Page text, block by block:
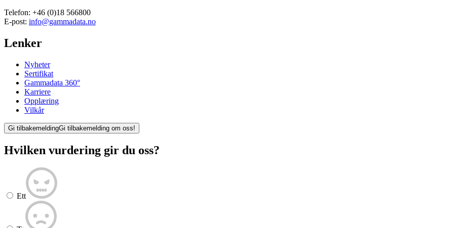
Telefon: +46 (0)18 566800
E-post: info@gammadata.no
Lenker
Nyheter
Sertifikat
Gammadata 360°
Karriere
Opplæring
Vilkår
Gi tilbakemeldingGi tilbakemelding om oss!
Hvilken vurdering gir du oss?
Ett